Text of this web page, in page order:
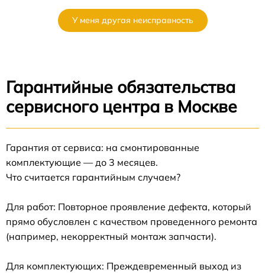
У меня другая неисправность
Гарантийные обязательства
сервисного центра в Москве
Гарантия от сервиса: на смонтированные
комплектующие — до 3 месяцев.
Что считается гарантийным случаем?
Для работ: Повторное проявление дефекта, который
прямо обусловлен с качеством проведенного ремонта
(например, некорректный монтаж запчасти).
Для комплектующих: Преждевременный выход из